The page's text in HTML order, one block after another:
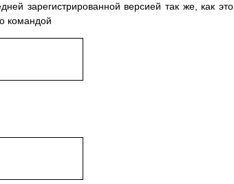
зарегистрированной версией так же, как это
командой